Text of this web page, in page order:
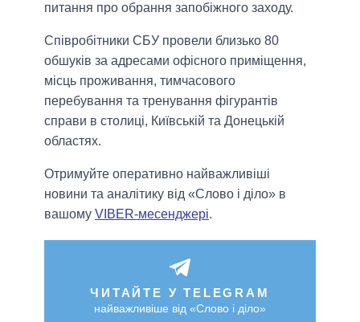
питання про обрання запобіжного заходу.
Співробітники СБУ провели близько 80
обшуків за адресами офісного приміщення,
місць проживання, тимчасового
перебування та тренування фігурантів
справи в столиці, Київській та Донецькій
областях.
Отримуйте оперативно найважливіші
новини та аналітику від «Слово і діло» в
вашому VIBER-месенджері.
ЧИТАЙТЕ У TELEGRAM
найважливіше від «Слово і діло»